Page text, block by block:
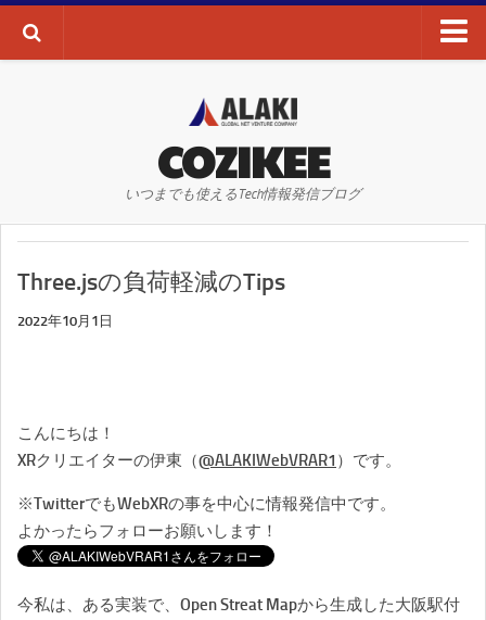
AI・ディープラーニング
WEBサイト
WEBマーケティング
SEO
お問い合わせ
COZIKEE
いつまでも使えるTech情報発信ブログ
Three.jsの負荷軽減のTips
2022年10月1日
こんにちは！
XRクリエイターの伊東（@ALAKIWebVRAR1 ）です。
※TwitterでもWebXRの事を中心に情報発信中です。
よかったらフォローお願いします！
今私は、ある実装で、Open Streat Mapから生成した大阪駅付